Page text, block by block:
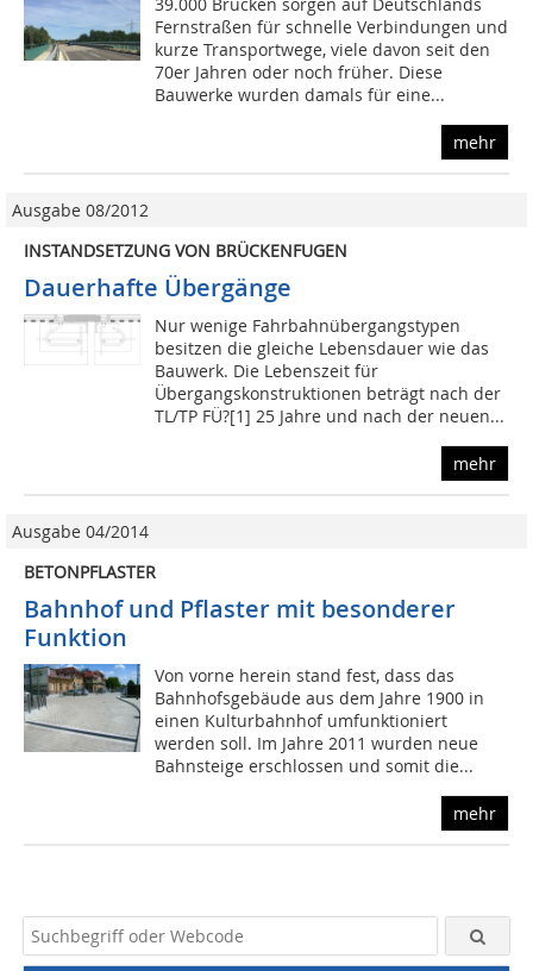
39.000 Brücken sorgen auf Deutschlands
Fernstraßen für schnelle Verbindungen und
kurze Transportwege, viele davon seit den
70er Jahren oder noch früher. Diese
Bauwerke wurden damals für eine...
mehr
Ausgabe 08/2012
INSTANDSETZUNG VON BRÜCKENFUGEN
Dauerhafte Übergänge
Nur wenige Fahrbahnübergangstypen
besitzen die gleiche Lebensdauer wie das
Bauwerk. Die Lebenszeit für
Übergangskonstruktionen beträgt nach der
TL/TP FÜ?[1] 25 Jahre und nach der neuen...
mehr
Ausgabe 04/2014
BETONPFLASTER
Bahnhof und Pflaster mit besonderer
Funktion
Von vorne herein stand fest, dass das
Bahnhofsgebäude aus dem Jahre 1900 in
einen Kulturbahnhof umfunktioniert
werden soll. Im Jahre 2011 wurden neue
Bahnsteige erschlossen und somit die...
mehr